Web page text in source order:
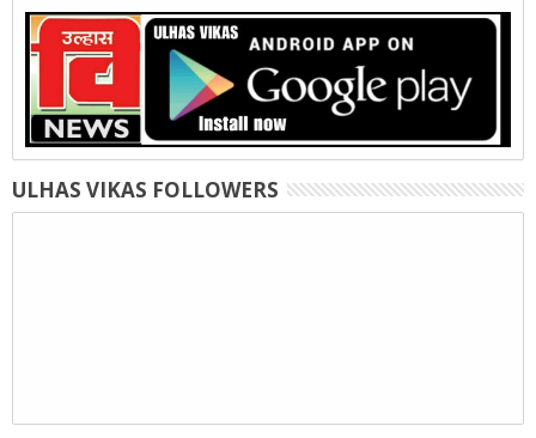
ULHAS VIKAS FOLLOWERS